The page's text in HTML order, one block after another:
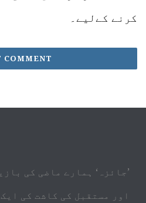
کرنے کےلیے۔
’جائزہ‘ ہمارے ماضی کی
اور مستقبل کی کاشت کی